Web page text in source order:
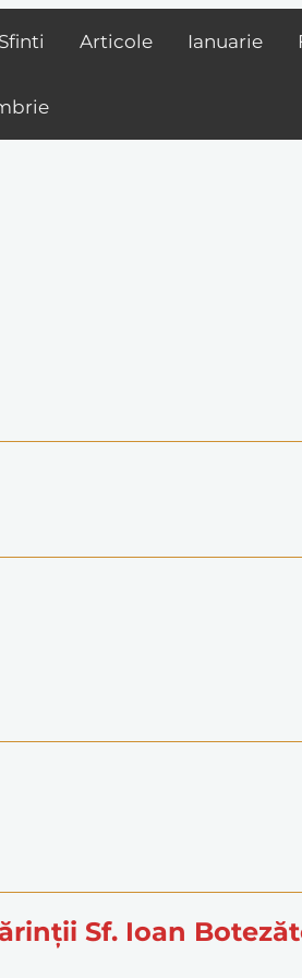
Sfinti Articole Ianuarie
Sf. Ioan